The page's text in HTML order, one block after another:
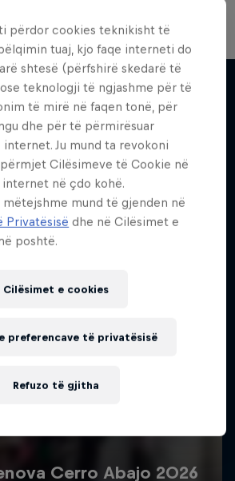
kjo
përdor cookies teknikisht të
tuaj, kjo faqe interneti do
shtesë (përfshirë skedarë të
teknologji të ngjashme për të
të mirë në faqen tonë, për
dhe për të përmirësuar
Ju mund ta revokoni
Cilësimeve të Cookie në
në çdo kohë.
mund të gjenden në
Privatësisë dhe në Cilësimet e
poshtë.
Cilësimet e cookies
Refuzo të gjitha
preferencave të privatësisë